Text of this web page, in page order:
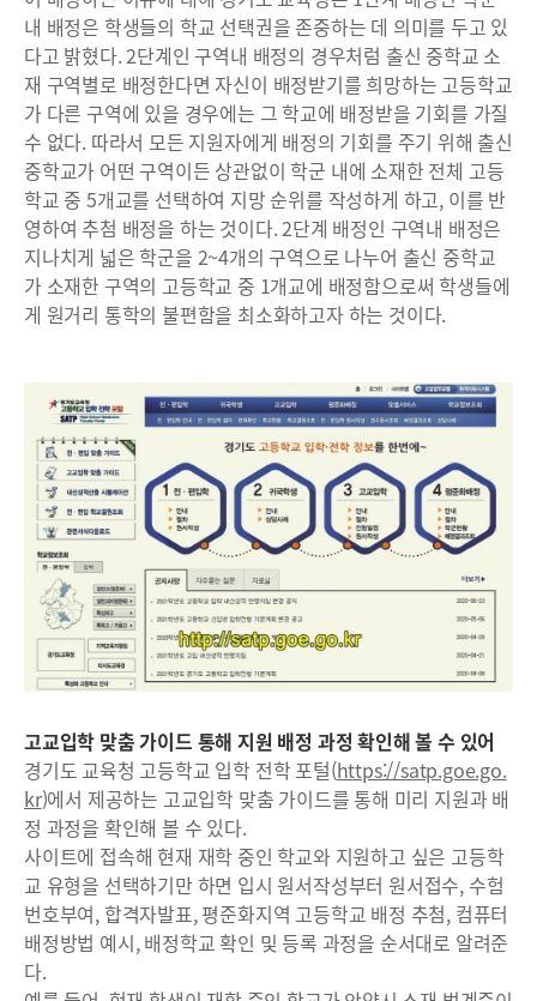
내 배정은 학생들의 학교 선택권을 존중하는 데 의미를 두고 있
다고 밝혔다. 2단계인 구역내 배정의 경우처럼 출신 중학교 소
재 구역별로 배정한다면 자신이 배정받기를 희망하는 고등학교
가 다른 구역에 있을 경우에는 그 학교에 배정받을 기회를 가질
수 없다. 따라서 모든 지원자에게 배정의 기회를 주기 위해 출신
중학교가 어떤 구역이든 상관없이 학군 내에 소재한 전체 고등
학교 중 5개교를 선택하여 지망 순위를 작성하게 하고, 이를 반
영하여 추첨 배정을 하는 것이다. 2단계 배정인 구역내 배정은
지나치게 넓은 학군을 2~4개의 구역으로 나누어 출신 중학교
가 소재한 구역의 고등학교 중 1개교에 배정함으로써 학생들에
게 원거리 통학의 불편함을 최소화하고자 하는 것이다.
고교입학 맞춤 가이드 통해 지원 배정 과정 확인해 볼 수 있어
경기도 교육청 고등학교 입학 전학 포털(https://satp.goe.go.
kr)에서 제공하는 고교입학 맞춤 가이드를 통해 미리 지원과 배
정 과정을 확인해 볼 수 있다.
사이트에 접속해 현재 재학 중인 학교와 지원하고 싶은 고등학
교 유형을 선택하기만 하면 입시 원서작성부터 원서접수, 수험
번호부여, 합격자발표, 평준화지역 고등학교 배정 추첨, 컴퓨터
배정방법 예시, 배정학교 확인 및 등록 과정을 순서대로 알려준
다.